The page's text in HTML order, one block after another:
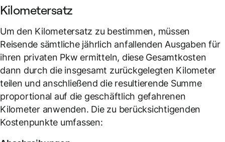
Kilometersatz
Um den Kilometersatz zu bestimmen, müssen
Reisende sämtliche jährlich anfallenden Ausgaben für
ihren privaten Pkw ermitteln, diese Gesamtkosten
dann durch die insgesamt zurückgelegten Kilometer
teilen und anschließend die resultierende Summe
proportional auf die geschäftlich gefahrenen
Kilometer anwenden. Die zu berücksichtigenden
Kostenpunkte umfassen: